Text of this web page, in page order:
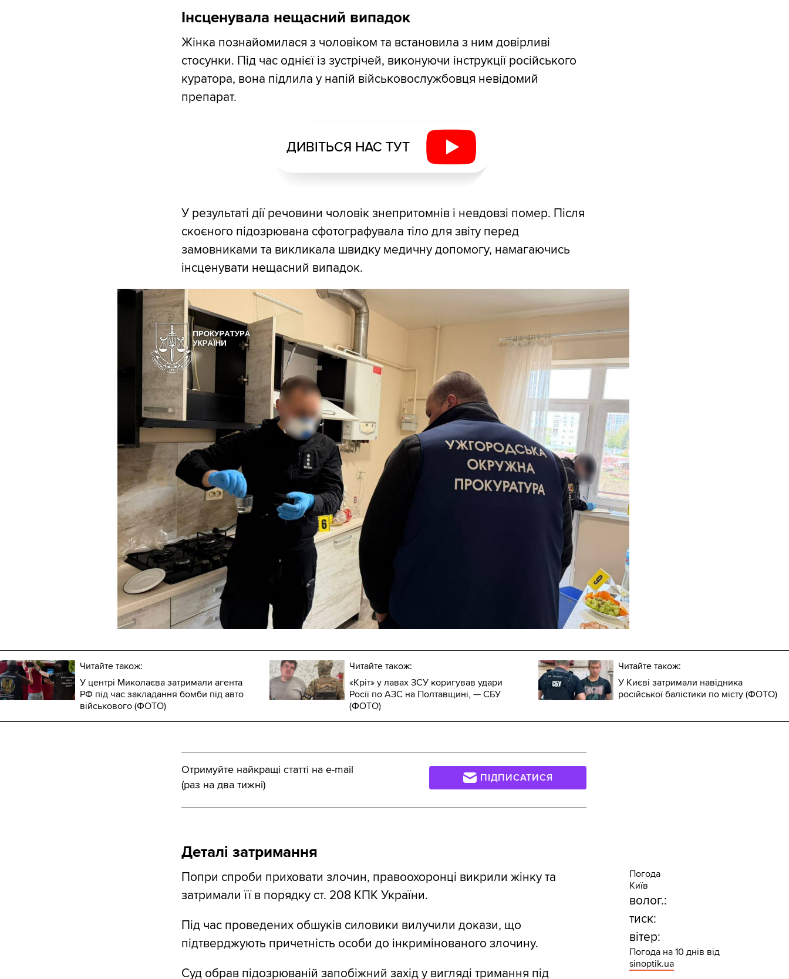
Інсценувала нещасний випадок
Жінка познайомилася з чоловіком та встановила з ним довірливі
стосунки. Під час однієї із зустрічей, виконуючи інструкції російського
куратора, вона підлила у напій військовослужбовця невідомий
препарат.
ДИВІТЬСЯ НАС ТУТ
У результаті дії речовини чоловік знепритомнів і невдовзі помер. Після
скоєного підозрювана сфотографувала тіло для звіту перед
замовниками та викликала швидку медичну допомогу, намагаючись
інсценувати нещасний випадок.
Читайте також:
У центрі Миколаєва затримали агента
РФ під час закладання бомби під авто
військового (ФОТО)
Читайте також:
«Кріт» у лавах ЗСУ коригував удари
Росії по АЗС на Полтавщині, — СБУ
(ФОТО)
Читайте також:
У Києві затримали навідника
російської балістики по місту (ФОТО)
Отримуйте найкращі статті на e-mail
(раз на два тижні)
ПІДПИСАТИСЯ
Деталі затримання
Попри спроби приховати злочин, правоохоронці викрили жінку та
затримали її в порядку ст. 208 КПК України.
Під час проведених обшуків силовики вилучили докази, що
підтверджують причетність особи до інкримінованого злочину.
Суд обрав підозрюваній запобіжний захід у вигляді тримання під
Погода
Київ
волог.:
тиск:
вітер:
Погода на 10 днів від
sinoptik.ua